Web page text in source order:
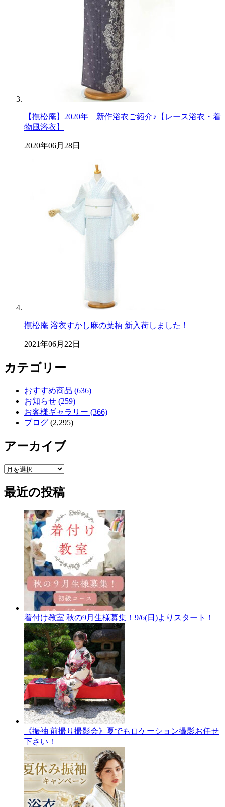
【撫松庵】2020年 新作浴衣ご紹介♪【レース浴衣・着
物風浴衣】
2020年06月28日
撫松庵 浴衣すかし麻の葉柄 新入荷しました！
2021年06月22日
カテゴリー
おすすめ商品 (636)
お知らせ (259)
お客様ギャラリー (366)
ブログ (2,295)
アーカイブ
ア
カ
イ
最近の投稿
着付け教室 秋の9月生様募集！9/6(日)よりスタート！
《振袖 前撮り撮影会》夏でもロケーション撮影お任せ
下さい！